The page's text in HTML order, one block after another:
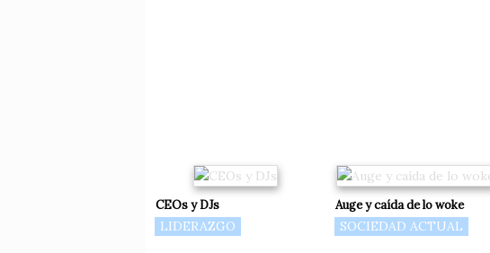
CEOs y DJs
LIDERAZGO
Auge y caída de lo woke
SOCIEDAD ACTUAL